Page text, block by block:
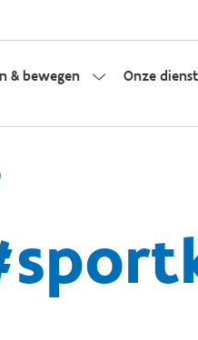
& bewegen Onze